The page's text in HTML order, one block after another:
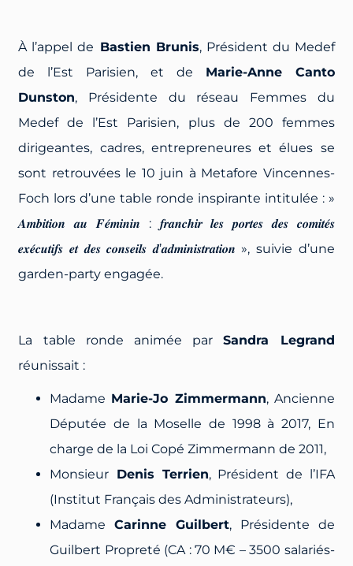
À l’appel de Bastien Brunis, Président du Medef
de l’Est Parisien, et de Marie-Anne Canto
Dunston, Présidente du réseau Femmes du
Medef de l’Est Parisien, plus de 200 femmes
dirigeantes, cadres, entrepreneures et élues se
sont retrouvées le 10 juin à Metafore Vincennes-
Foch lors d’une table ronde inspirante intitulée : »
𝑨𝒎𝒃𝒊𝒕𝒊𝒐𝒏 𝒂𝒖 𝑭𝒆́𝒎𝒊𝒏𝒊𝒏 : 𝒇𝒓𝒂𝒏𝒄𝒉𝒊𝒓 𝒍𝒆𝒔 𝒑𝒐𝒓𝒕𝒆𝒔 𝒅𝒆𝒔 𝒄𝒐𝒎𝒊𝒕𝒆́𝒔
𝒆𝒙𝒆́𝒄𝒖𝒕𝒊𝒇𝒔 𝒆𝒕 𝒅𝒆𝒔 𝒄𝒐𝒏𝒔𝒆𝒊𝒍𝒔 𝒅’𝒂𝒅𝒎𝒊𝒏𝒊𝒔𝒕𝒓𝒂𝒕𝒊𝒐𝒏 », suivie d’une
garden-party engagée.
La table ronde animée parSandra Legrand
réunissait :
Madame Marie-Jo Zimmermann, Ancienne
Députée de la Moselle de 1998 à 2017, En
charge de la Loi Copé Zimmermann de 2011,
Monsieur Denis Terrien, Président de l’IFA
(Institut Français des Administrateurs),
MadameCarinne Guilbert, Présidente de
Guilbert Propreté (CA : 70 M€ – 3500 salariés-